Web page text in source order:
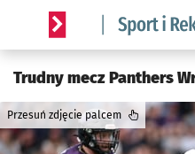
Serwis informacyjny
Trudny mecz Panthers
Przesuń zdjęcie palcem